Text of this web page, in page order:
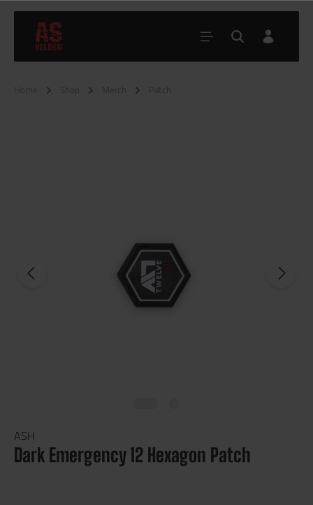
Home Shop Merch Patch
ASH
Dark Emergency 12 Hexagon Patch